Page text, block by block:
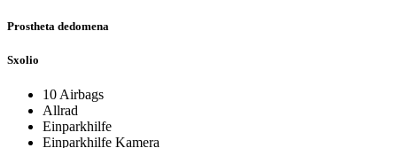
Prostheta dedomena
Sxolio
10 Airbags
Allrad
Einparkhilfe
Einparkhilfe Kamera